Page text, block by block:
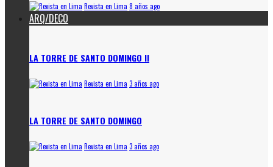
Revista en Lima 8 años ago
ARQ/DECO
LA TORRE DE SANTO DOMINGO II
Revista en Lima 3 años ago
LA TORRE DE SANTO DOMINGO
Revista en Lima 3 años ago